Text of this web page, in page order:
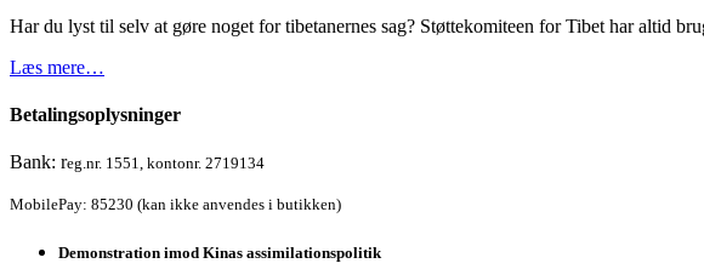
Har du lyst til selv at gøre noget for tibetanernes sag? Støttekomiteen for Tibet har altid
Læs mere…
Betalingsoplysninger
Bank: reg.nr. 1551, kontonr. 2719134
MobilePay: 85230 (kan ikke anvendes i butikken)
Demonstration imod Kinas assimilationspolitik